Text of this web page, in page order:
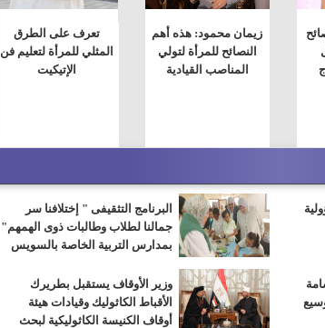
زيمان محمود: هذه أهم
النصائح للمرأة لتولي
المناصب القيادية
تعرف على الطرق
المثلي للمرأة لتعليم فن
الإتيكيت
البرنامج التثقيفى " إختلافنا سر
جمالنا لطلاب وطالبات ذوى الهمهم"
بمدارس التربية الخاصة بالسويس
وزير الأوقاف يستقبل بطريرك
الأقباط الكاثوليك وقيادات هيئة
أوقاف الكنيسة الكاثوليكية لبحث